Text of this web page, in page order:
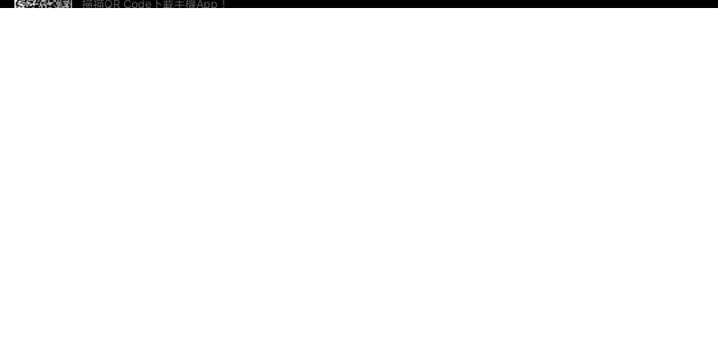
掃描QR Code下載手機App！